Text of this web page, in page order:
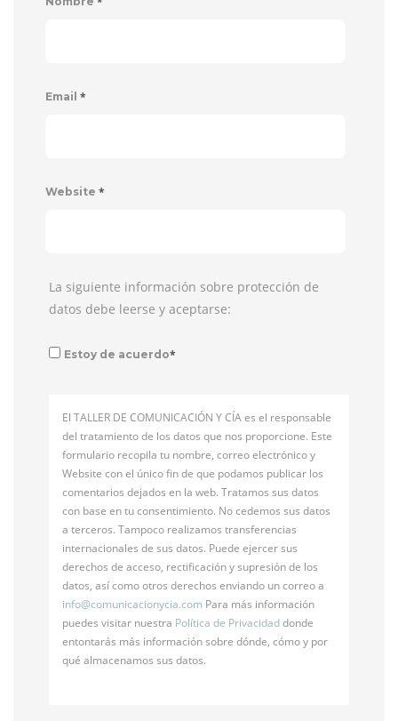
Email *
Website *
La siguiente información sobre protección de
datos debe leerse y aceptarse:
Estoy de acuerdo*
El TALLER DE COMUNICACIÓN Y CÍA es el responsable
del tratamiento de los datos que nos proporcione. Este
formulario recopila tu nombre, correo electrónico y
Website con el único fin de que podamos publicar los
comentarios dejados en la web. Tratamos sus datos
con base en tu consentimiento. No cedemos sus datos
a terceros. Tampoco realizamos transferencias
internacionales de sus datos. Puede ejercer sus
derechos de acceso, rectificación y supresión de los
datos, así como otros derechos enviando un correo a
info@comunicacionycia.com Para más información
puedes visitar nuestra Política de Privacidaddonde
entontarás más información sobre dónde, cómo y por
qué almacenamos sus datos.